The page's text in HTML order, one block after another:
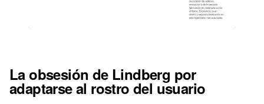
La obsesión de Lindberg por
adaptarse al rostro del usuario